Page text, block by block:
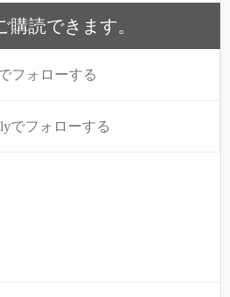
購読できます。
フォローする
でフォローする